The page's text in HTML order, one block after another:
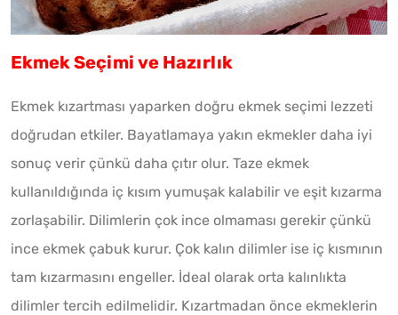
Ekmek Seçimi ve Hazırlık
Ekmek kızartması yaparken doğru ekmek seçimi lezzeti
doğrudan etkiler. Bayatlamaya yakın ekmekler daha iyi
sonuç verir çünkü daha çıtır olur. Taze ekmek
kullanıldığında iç kısım yumuşak kalabilir ve eşit kızarma
zorlaşabilir. Dilimlerin çok ince olmaması gerekir çünkü
ince ekmek çabuk kurur. Çok kalın dilimler ise iç kısmının
tam kızarmasını engeller. İdeal olarak orta kalınlıkta
dilimler tercih edilmelidir. Kızartmadan önce ekmeklerin